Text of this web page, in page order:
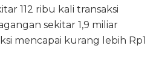
112 ribu kali transaksi
sekitar 1,9 miliar
mencapai kurang lebih Rp1